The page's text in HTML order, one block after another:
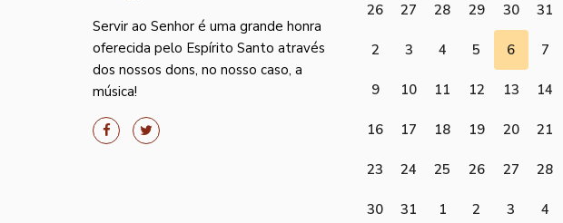
Servir ao Senhor é uma grande honra
oferecida pelo Espírito Santo através
dos nossos dons, no nosso caso, a
música!
26
27 28 29 30 31
2 3 4 5 6 7
9 10 11 12 13 14
16 17 18 19 20 21
23 24 25 26 27 28
30 31 1 2 3 4